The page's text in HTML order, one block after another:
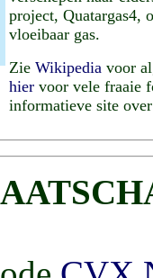
project, Quatargas4,
vloeibaar gas.
Zie Wikipedia voor
hier voor vele fraaie
informatieve site